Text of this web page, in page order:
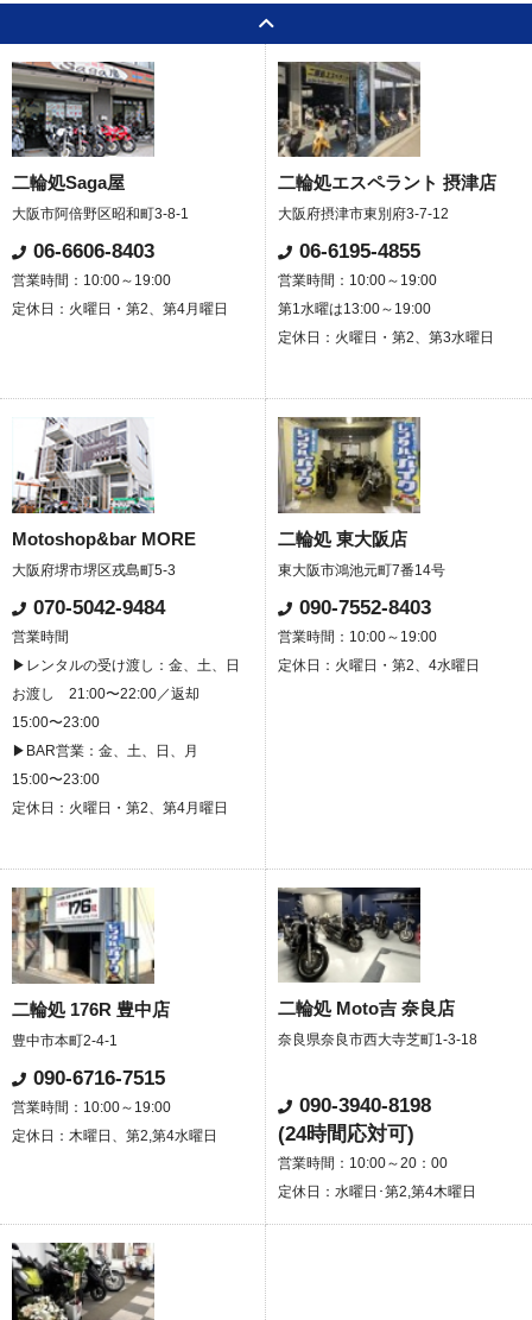
二輪処Saga屋
大阪市阿倍野区昭和町3-8-1
06-6606-8403
営業時間：10:00～19:00
定休日：火曜日・第2、第4月曜日
二輪処エスペラント 摂津店
大阪府摂津市東別府3-7-12
06-6195-4855
営業時間：10:00～19:00
第1水曜は13:00～19:00
定休日：火曜日・第2、第3水曜日
Motoshop&bar MORE
大阪府堺市堺区戎島町5-3
070-5042-9484
営業時間
▶レンタルの受け渡し：金、土、日
お渡し 21:00〜22:00／返却
15:00〜23:00
▶BAR営業：金、土、日、月
15:00〜23:00
定休日：火曜日・第2、第4月曜日
二輪処 東大阪店
東大阪市鴻池元町7番14号
090-7552-8403
営業時間：10:00～19:00
定休日：火曜日・第2、4水曜日
二輪処 176R 豊中店
豊中市本町2-4-1
090-6716-7515
営業時間：10:00～19:00
定休日：木曜日、第2,第4水曜日
二輪処 Moto吉 奈良店
奈良県奈良市西大寺芝町1-3-18
090-3940-8198
(24時間応対可)
営業時間：10:00～20：00
定休日：水曜日･第2,第4木曜日